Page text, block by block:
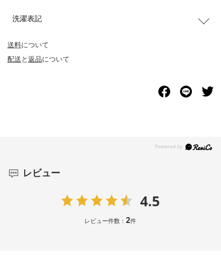
送料について
配送と返品について
洗濯表記
レビュー
4.5
レビュー件数：2件